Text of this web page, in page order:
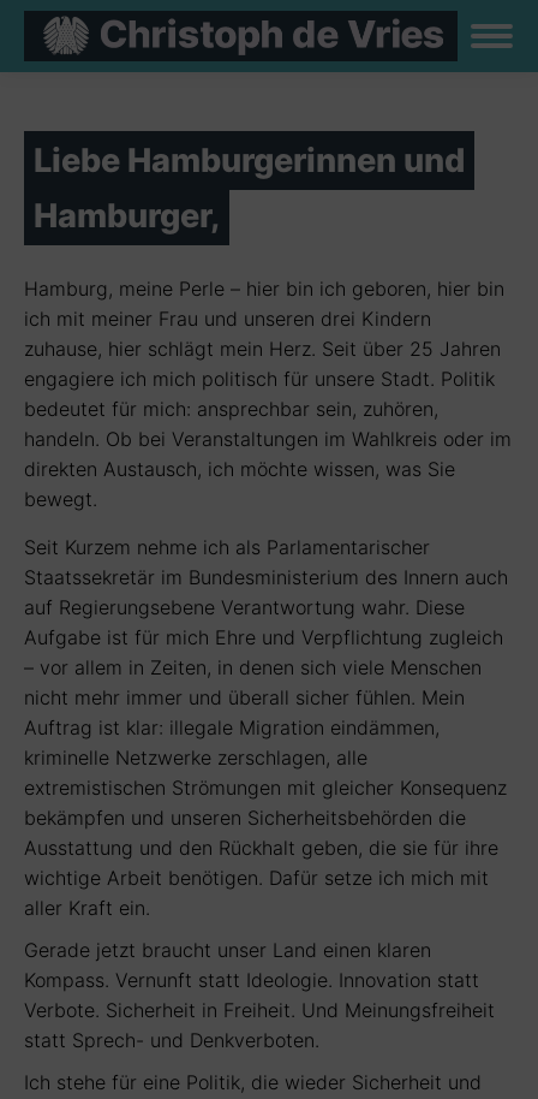
Liebe Hamburgerinnen und
Hamburger,
Hamburg, meine Perle – hier bin ich geboren, hier bin
ich mit meiner Frau und unseren drei Kindern
zuhause, hier schlägt mein Herz. Seit über 25 Jahren
engagiere ich mich politisch für unsere Stadt. Politik
bedeutet für mich: ansprechbar sein, zuhören,
handeln. Ob bei Veranstaltungen im Wahlkreis oder im
direkten Austausch, ich möchte wissen, was Sie
bewegt.
Seit Kurzem nehme ich als Parlamentarischer
Staatssekretär im Bundesministerium des Innern auch
auf Regierungsebene Verantwortung wahr. Diese
Aufgabe ist für mich Ehre und Verpflichtung zugleich
– vor allem in Zeiten, in denen sich viele Menschen
nicht mehr immer und überall sicher fühlen. Mein
Auftrag ist klar: illegale Migration eindämmen,
kriminelle Netzwerke zerschlagen, alle
extremistischen Strömungen mit gleicher Konsequenz
bekämpfen und unseren Sicherheitsbehörden die
Ausstattung und den Rückhalt geben, die sie für ihre
wichtige Arbeit benötigen. Dafür setze ich mich mit
aller Kraft ein.
Gerade jetzt braucht unser Land einen klaren
Kompass. Vernunft statt Ideologie. Innovation statt
Verbote. Sicherheit in Freiheit. Und Meinungsfreiheit
statt Sprech- und Denkverboten.
Ich stehe für eine Politik, die wieder Sicherheit und